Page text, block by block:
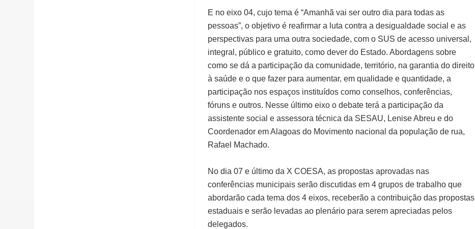
E no eixo 04, cujo tema é “Amanhã vai ser outro dia para todas as
pessoas”, o objetivo é reafirmar a luta contra a desigualdade social e as
perspectivas para uma outra sociedade, com o SUS de acesso universal,
integral, público e gratuito, como dever do Estado. Abordagens sobre
como se dá a participação da comunidade, território, na garantia do direito
à saúde e o que fazer para aumentar, em qualidade e quantidade, a
participação nos espaços instituídos como conselhos, conferências,
fóruns e outros. Nesse último eixo o debate terá a participação da
assistente social e assessora técnica da SESAU, Lenise Abreu e do
Coordenador em Alagoas do Movimento nacional da população de rua,
Rafael Machado.
No dia 07 e último da X COESA, as propostas aprovadas nas
conferências municipais serão discutidas em 4 grupos de trabalho que
abordarão cada tema dos 4 eixos, receberão a contribuição das propostas
estaduais e serão levadas ao plenário para serem apreciadas pelos
delegados.